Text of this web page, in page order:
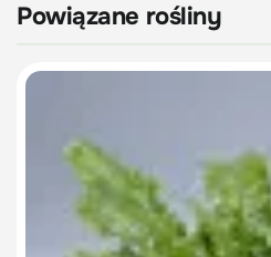
Powiązane rośliny